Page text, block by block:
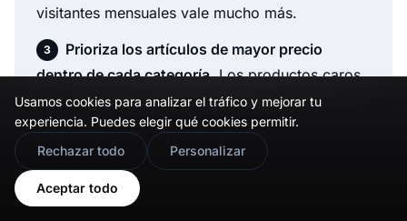
visitantes mensuales vale mucho más.
Prioriza los artículos de mayor precio
dentro de cada categoría.Los productos caros
se benefician desproporcionadamente, con
aumentos de conversión de hasta el380%
frente al 190%
Usamos cookies para analizar el tráfico y mejorar tu
experiencia. Puedes elegir qué cookies permitir.
Rechazar todo
Personalizar
Aceptar todo
🇬🇧 Would you prefer this site in English?
View in English